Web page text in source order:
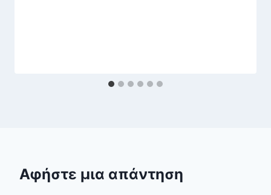
Αφήστε μια απάντηση